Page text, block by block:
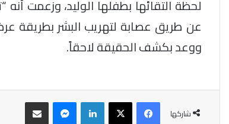
لحظة التقائها بطفلها الوليد، وزعمت
عن طريق عصابة لتهريب البشر بطريقة
ووعد بكشف الحقيقة لاحقاً.
شاركها
فيسبوك‫X لينكدإن ماسنجر مشاركة عبر البريد